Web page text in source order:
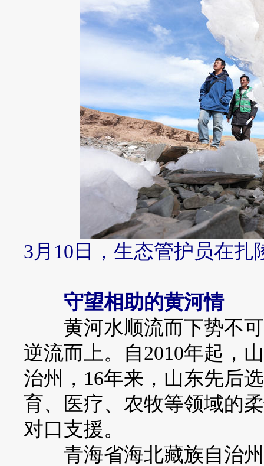
3月10日，生态管护员在
守望相助的黄河情
黄河水顺流而下势不可
逆流而上。自2010年起，
治州，16年来，山东先后
育、医疗、农牧等领域的
对口支援。
青海省海北藏族自治州